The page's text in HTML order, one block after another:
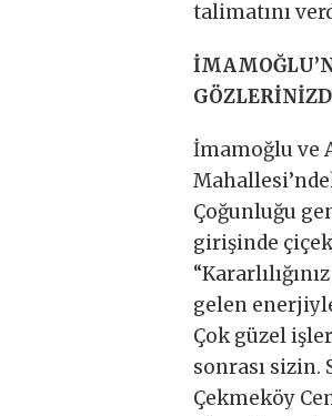
talimatını
İmamoğlu ve
Çoğunluğu
girişinde
gelen
Çok güzel işler
sonrası sizin.
Çekmeköy